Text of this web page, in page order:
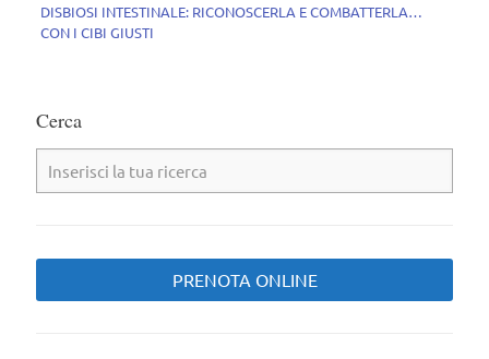
DISBIOSI INTESTINALE: RICONOSCERLA E COMBATTERLA…
CON I CIBI GIUSTI
Cerca
PRENOTA ONLINE